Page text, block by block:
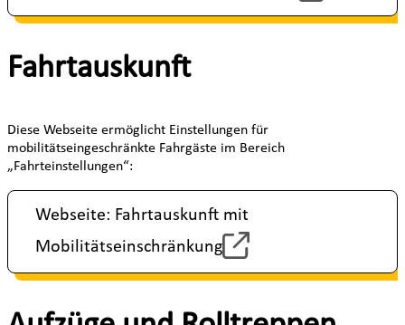
Fahrtauskunft
Diese Webseite ermöglicht Einstellungen für
mobilitätseingeschränkte Fahrgäste im Bereich
„Fahrteinstellungen“:
Webseite: Fahrtauskunft mit
Mobilitätseinschränkung